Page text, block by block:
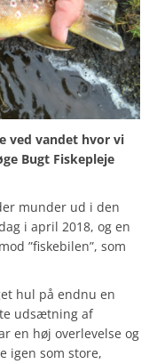
ved vandet hvor vi
Bugt Fiskepleje
munder ud i den
i april 2018, og en
”fiskebilen”, som
hul på endnu en
udsætning af
en høj overlevelse og
igen som store,